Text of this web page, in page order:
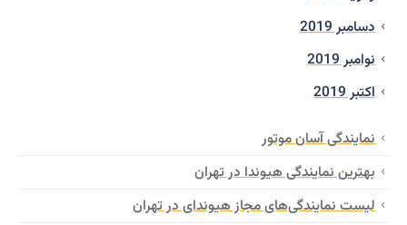
دسامبر 2019
نوامبر 2019
اکتبر 2019
نمایندگی آسان موتور
بهترین نمایندگی هیوندا در تهران
لیست نمایندگی‌های مجاز هیوندای در تهران